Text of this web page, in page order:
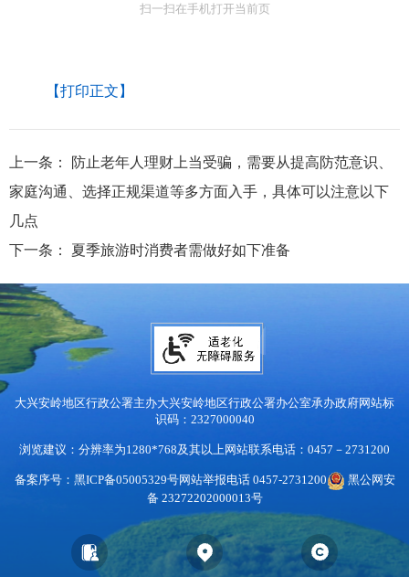
扫一扫在手机打开当前页
【打印正文】
上一条：
防止老年人理财上当受骗，需要从提高防范意识、
家庭沟通、选择正规渠道等多方面入手，具体可以注意以下
几点
下一条：
夏季旅游时消费者需做好如下准备
大兴安岭地区行政公署主办大兴安岭地区行政公署办公室承办政府网站标
识码：2327000040
浏览建议：分辨率为1280*768及其以上网站联系电话：0457－2731200
备案序号：黑ICP备05005329号网站举报电话 0457-2731200
黑公网安
备 23272202000013号